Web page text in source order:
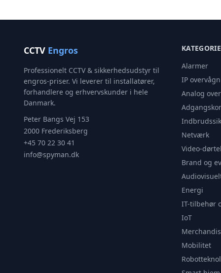
CCTV Engros
Professionelt CCTV & sikkerhedsudstyr til
engros-priser. Vi leverer til installatører,
forhandlere og erhvervskunder i hele
Danmark.
Peter Bangs Vej 153
2000 Frederiksberg
+45 70 22 30 41
info@spyman.dk
Alarmer
IP
Analog
Netværk
Video-
Brand og
Energi
IT-tilbehør
IoT
Mobilitet